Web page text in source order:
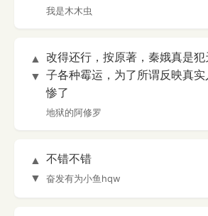
我是木木虫
▲
▼
改得还行，按原著，秦娥真是
子各种霉运，为了所谓反映真
惨了
地狱的阿修罗
▲
▼
不错不错
奋发有为小鱼hqw